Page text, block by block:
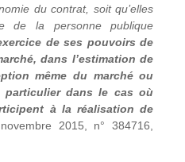
du contrat, soit qu’elles
de la personne publique
de ses pouvoirs de
dans l’estimation de
même du marché ou
dans le cas où
à la réalisation de
2015, n° 384716,